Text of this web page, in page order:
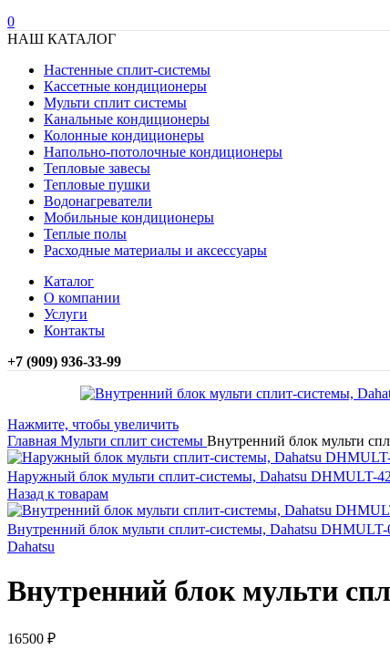
0
НАШ КАТАЛОГ
Настенные сплит-системы
Кассетные кондиционеры
Мульти сплит системы
Канальные кондиционеры
Колонные кондиционеры
Напольно-потолочные кондиционеры
Тепловые завесы
Тепловые пушки
Водонагреватели
Мобильные кондиционеры
Теплые полы
Расходные материалы и аксессуары
Каталог
О компании
Услуги
Контакты
+7 (909) 936-33-99
Нажмите, чтобы увеличить
Главная Мульти сплит системы Внутренний блок мульти
Наружный блок мульти сплит-системы, Dahatsu DHMULT-
Назад к товарам
Внутренний блок мульти сплит-системы, Dahatsu DHMULT-
Dahatsu
Внутренний блок мульти
16500 ₽